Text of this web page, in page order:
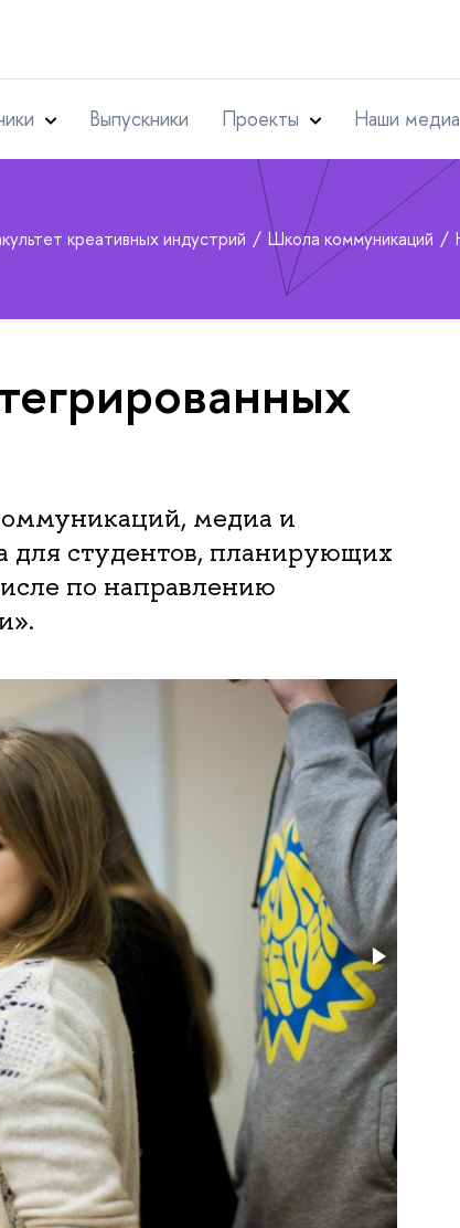
Выпускники Проекты Наши медиа
креативных индустрий Школа коммуникаций
медиа и
для студентов, планирующих
по направлению